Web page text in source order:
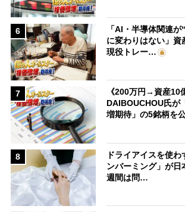
6
「AI・半導体関連
に変わりはない」
現役トレー…
7
《200万円→資産10
DAIBOUCHOU氏が
増期待」の5銘柄を
8
ドライアイスを使
ンバーミング」が
週間は問…